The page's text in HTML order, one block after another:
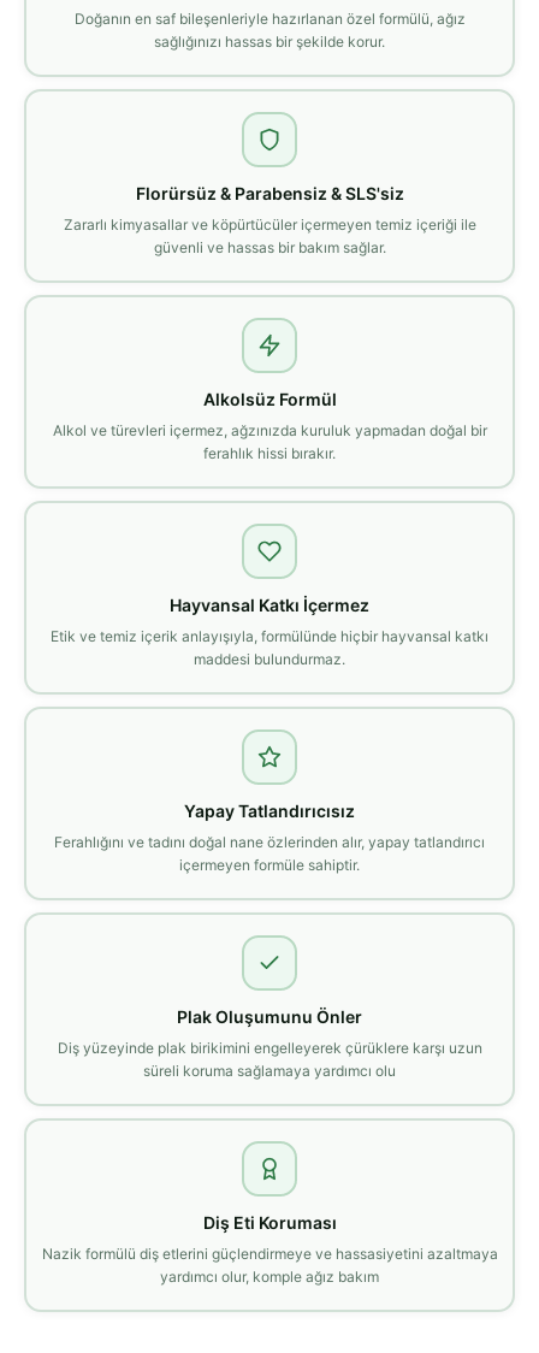
Doğanın en saf bileşenleriyle hazırlanan özel formülü, ağız
sağlığınızı hassas bir şekilde korur.
Florürsüz & Parabensiz & SLS'siz
Zararlı kimyasallar ve köpürtücüler içermeyen temiz içeriği ile
güvenli ve hassas bir bakım sağlar.
Alkolsüz Formül
Alkol ve türevleri içermez, ağzınızda kuruluk yapmadan doğal bir
ferahlık hissi bırakır.
Hayvansal Katkı İçermez
Etik ve temiz içerik anlayışıyla, formülünde hiçbir hayvansal katkı
maddesi bulundurmaz.
Yapay Tatlandırıcısız
Ferahlığını ve tadını doğal nane özlerinden alır, yapay tatlandırıcı
içermeyen formüle sahiptir.
Plak Oluşumunu Önler
Diş yüzeyinde plak birikimini engelleyerek çürüklere karşı uzun
süreli koruma sağlamaya yardımcı olu
Diş Eti Koruması
Nazik formülü diş etlerini güçlendirmeye ve hassasiyetini azaltmaya
yardımcı olur, komple ağız bakım